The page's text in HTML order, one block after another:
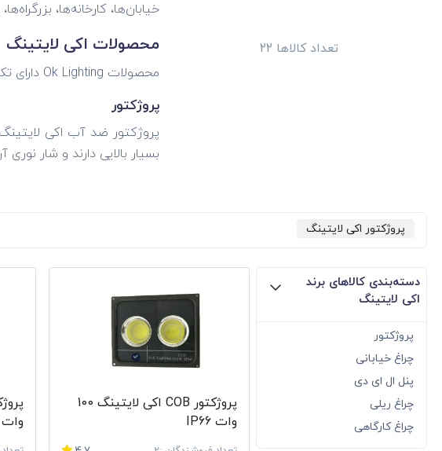
تعداد کالاها 22
خیابان‌ها، کارخانه‌ها،
محصولات اکی لایتینگ
محصولات Ok Lighting دارای تکنولوژی‌های مختلفی هستند و در ابعاد و اشکال متنوعی ارائه می‌شوند. در ادامه به معرفی این محصولات می‌پردازیم.
پروژکتور
بسیار بالایی دارند و شار
پروژکتور SMD اکی لایتینگ:
چراغ
از تکنولوژی ال ای دی در
پرکاربردترین چراغ‌های این
پروژکتور اکی لایتینگ
دسته‌بندی کالاهای برند
اکی لایتینگ
پروژکتور
چراغ خیابانی
پنل ال ای دی
چراغ ریلی
چراغ کارگاهی
پروژکتور COB اکی لایتینگ 100
وات IP66
وات IP66